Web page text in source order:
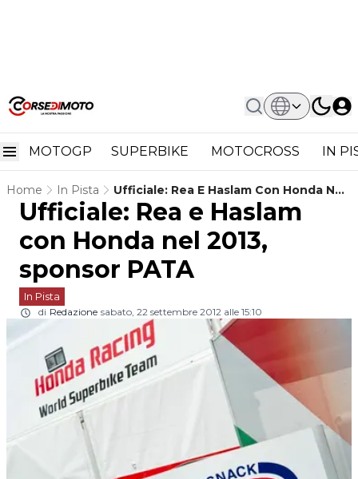
MOTOGP SUPERBIKE MOTOCROSS IN
Home In Pista
Ufficiale: Rea E Haslam Con Honda Nel
2013, Sponsor PATA
Ufficiale: Rea e Haslam
con Honda nel 2013,
sponsor PATA
In Pista
di Redazione sabato, 22 settembre 2012 alle 15:10